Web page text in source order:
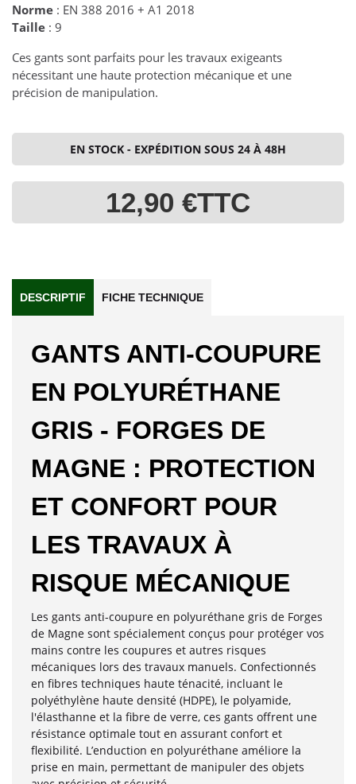
Norme : EN 388 2016 + A1 2018
Taille : 9
Ces gants sont parfaits pour les travaux exigeants
nécessitant une haute protection mécanique et une
précision de manipulation.
EN STOCK - EXPÉDITION SOUS 24 À 48H
12,90 €TTC
DESCRIPTIF FICHE TECHNIQUE
GANTS ANTI-COUPURE
EN POLYURÉTHANE
GRIS - FORGES DE
MAGNE : PROTECTION
ET CONFORT POUR
LES TRAVAUX À
RISQUE MÉCANIQUE
Les gants anti-coupure en polyuréthane gris de Forges
de Magne sont spécialement conçus pour protéger vos
mains contre les coupures et autres risques
mécaniques lors des travaux manuels. Confectionnés
en fibres techniques haute ténacité, incluant le
polyéthylène haute densité (HDPE), le polyamide,
l'élasthanne et la fibre de verre, ces gants offrent une
résistance optimale tout en assurant confort et
flexibilité. L’enduction en polyuréthane améliore la
prise en main, permettant de manipuler des objets